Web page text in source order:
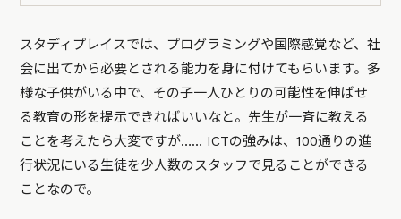
スタディプレイスでは、プログラミングや国際感覚など、社
会に出てから必要とされる能力を身に付けてもらいます。多
様な子供がいる中で、その子一人ひとりの可能性を伸ばせ
る教育の形を提示できればいいなと。先生が一斉に教える
ことを考えたら大変ですが…… ICTの強みは、100通りの進
行状況にいる生徒を少人数のスタッフで見ることができる
ことなので。